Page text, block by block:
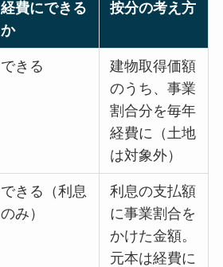
経費にできる
か
按分の考え方
できる
建物取得価額
のうち、事業
割合分を毎年
経費に（土地
は対象外）
できる（利息
のみ）
利息の支払額
に事業割合を
かけた金額。
元本は経費に